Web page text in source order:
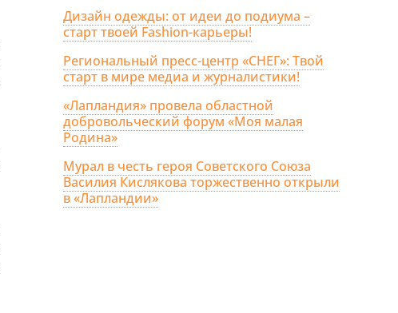
Дизайн одежды: от идеи до подиума –
старт твоей Fashion-карьеры!
Региональный пресс-центр «СНЕГ»: Твой
старт в мире медиа и журналистики!
«Лапландия» провела областной
добровольческий форум «Моя малая
Родина»
Мурал в честь героя Советского Союза
Василия Кислякова торжественно открыли
в «Лапландии»